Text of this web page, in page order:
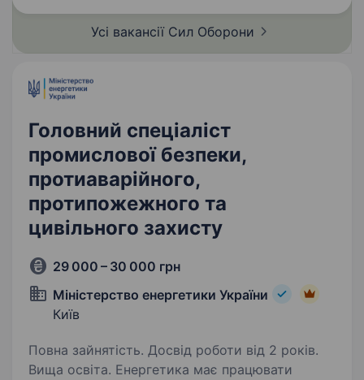
відповідати за те, щоб підрозділ був повністю
укомплектований…
Усі вакансії Сил Оборони
Головний спеціаліст
промислової безпеки,
протиаварійного,
протипожежного та
цивільного захисту
29 000 – 30 000 грн
Міністерство енергетики України
Київ
Повна зайнятість. Досвід роботи від 2 років.
Вища освіта. Енергетика має працювати